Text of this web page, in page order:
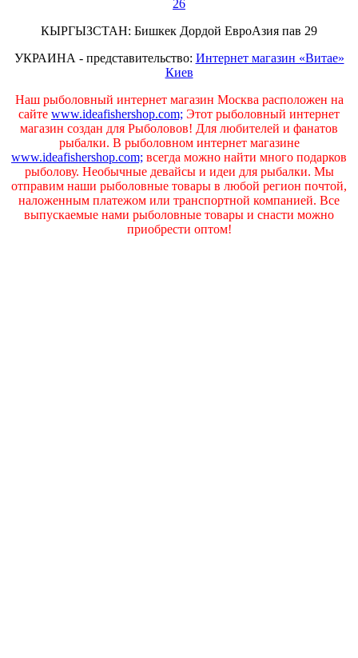
26
КЫРГЫЗСТАН: Бишкек Дордой ЕвроАзия пав 29
УКРАИНА - представительство: Интернет магазин «Витае»
Киев
Наш рыболовный интернет магазин Москва расположен на
сайте www.ideafishershop.com; Этот рыболовный интернет
магазин создан для Рыболовов! Для любителей и фанатов
рыбалки. В рыболовном интернет магазине
www.ideafishershop.com; всегда можно найти много подарков
рыболову. Необычные девайсы и идеи для рыбалки. Мы
отправим наши рыболовные товары в любой регион почтой,
наложенным платежом или транспортной компанией. Все
выпускаемые нами рыболовные товары и снасти можно
приобрести оптом!